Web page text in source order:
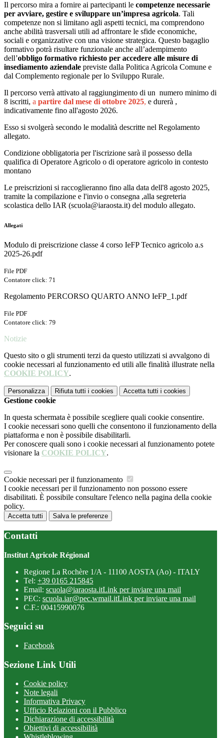
Il percorso mira a fornire ai partecipanti le competenze necessarie
per avviare, gestire e sviluppare un’impresa agricola. Tali
competenze non si limitano agli aspetti tecnici, ma comprendono
anche abilità trasversali utili ad affrontare le sfide economiche,
sociali e organizzative con una visione strategica. Questo bagaglio
formativo potrà risultare funzionale anche all’adempimento
dell’obbligo formativo richiesto per accedere alle misure di
insediamento aziendale previste dalla Politica Agricola Comune e
dal Complemento regionale per lo Sviluppo Rurale.
Il percorso verrà attivato al raggiungimento di un numero minimo di
8 iscritti, a partire dal mese di ottobre 2025, e durerà ,
indicativamente fino all'agosto 2026.
Esso si svolgerà secondo le modalità descritte nel Regolamento
allegato.
Condizione obbligatoria per l'iscrizione sarà il possesso della
qualifica di Operatore Agricolo o di operatore agricolo in contesto
montano
Le preiscrizioni si raccoglieranno fino alla data dell'8 agosto 2025,
tramite la compilazione e l'invio o consegna ,alla segreteria
scolastica dello IAR (scuola@iaraosta.it) del modulo allegato.
Allegati
Modulo di preiscrizione classe 4 corso IeFP Tecnico agricolo a.s
2025-26.pdf
File PDF
Contatore click: 71
Regolamento PERCORSO QUARTO ANNO IeFP_1.pdf
File PDF
Contatore click: 79
Notizie
Questo sito o gli strumenti terzi da questo utilizzati si avvalgono di
cookie necessari al funzionamento ed utili alle finalità illustrate nella
COOKIE POLICY.
Personalizza Rifiuta tutti i cookies Accetta tutti i cookies
Gestione cookie
In questa schermata è possibile scegliere quali cookie consentire.
I cookie necessari sono quelli che consentono il funzionamento della
piattaforma e non è possibile disabilitarli.
Per conoscere quali sono i cookie necessari al funzionamento potete
visionare la COOKIE POLICY.
Cookie necessari per il funzionamento
I cookie necessari per il funzionamento non possono essere
disabilitati. È possibile consultare l'elenco nella pagina della cookie
policy.
Accetta tutti Salva le preferenze
Contatti
Institut Agricole Régional
Regione La Rochère 1/A - 11100 AOSTA (Ao) - ITALY
Tel: +39 0165 215845
Email: scuola@iaraosta.itLink per inviare una mail
PEC: scuola.iar@pec.wmail.itLink per inviare una mail
C.F.: 00415990076
Seguici su
Facebook
Sezione Link Utili
Cookie policy
Note legali
Informativa Privacy
Ufficio Relazioni con il Pubblico
Dichiarazione di accessibilità
Obiettivi di accessibilità